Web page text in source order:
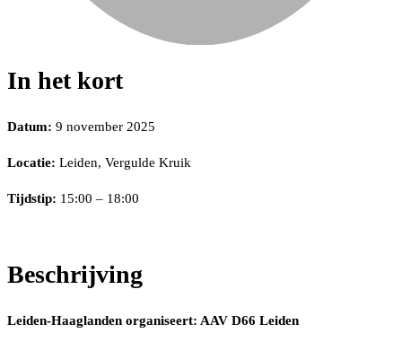
In het kort
Datum: 9 november 2025
Locatie: Leiden, Vergulde Kruik
Tijdstip: 15:00 – 18:00
Beschrijving
Leiden-Haaglanden organiseert: AAV D66 Leiden